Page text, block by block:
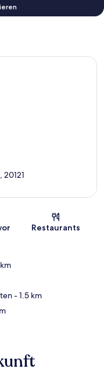
Restaurants
- 1.5 km